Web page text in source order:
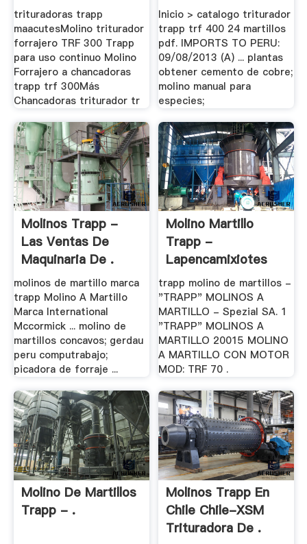
trituradoras trapp
maacutesMolino triturador
forrajero TRF 300 Trapp
para uso continuo Molino
Forrajero a chancadoras
trapp trf 300Más
Chancadoras triturador tr
Inicio > catalogo triturador
trapp trf 400 24 martillos
pdf. IMPORTS TO PERU:
09/08/2013 (A) ... plantas
obtener cemento de cobre;
molino manual para
especies;
Molinos Trapp -
Las Ventas De
Maquinaria De .
molinos de martillo marca
trapp Molino A Martillo
Marca International
Mccormick ... molino de
martillos concavos; gerdau
peru computrabajo;
picadora de forraje ...
Molino Martillo
Trapp -
Lapencamixiotes
trapp molino de martillos -
"TRAPP" MOLINOS A
MARTILLO - Spezial SA. 1
"TRAPP" MOLINOS A
MARTILLO 20015 MOLINO
A MARTILLO CON MOTOR
MOD: TRF 70 .
Molino De Martillos
Trapp - .
Molinos Trapp En
Chile Chile-XSM
Trituradora De .